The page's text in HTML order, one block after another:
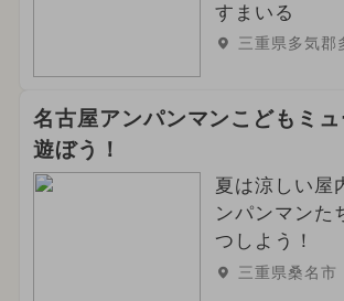
2025年1月のイベント
2026年4月のイベント
2025年7月のイベント
2026年6月のイベント
2024年8月のイベント
すまいる
三重県多気郡
名古屋アンパンマンこどもミ
遊ぼう！
夏は涼しい屋
ンパンマンた
つしよう！
三重県桑名市